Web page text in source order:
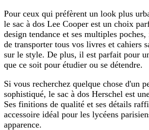
Pour ceux qui préfèrent un look plus
le sac à dos Lee Cooper est un choix
design tendance et ses multiples
de transporter tous vos livres et cahiers
sur le style. De plus, il est parfait pour
que ce soit pour étudier ou se détendre.
Si vous recherchez quelque chose d'un
sophistiqué, le sac à dos Herschel est
Ses finitions de qualité et ses détails
accessoire idéal pour les lycéens
apparence.